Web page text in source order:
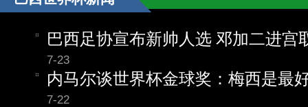
巴西足协宣布新帅人选 邓加二进宫
7-23
内马尔谈世界杯金球奖：梅西是最
7-22